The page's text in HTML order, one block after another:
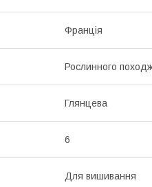
Франція
Рослинного
Глянцева
6
Для вишивання